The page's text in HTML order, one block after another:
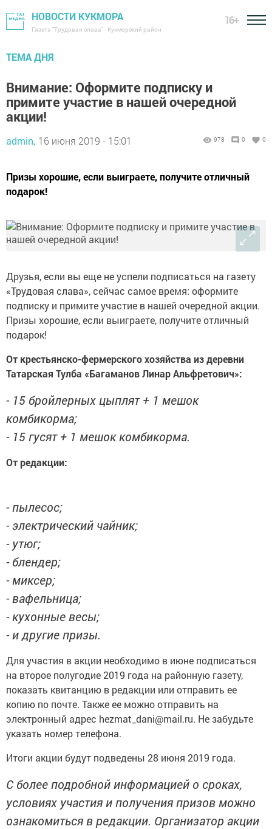
НОВОСТИ КУКМОРА
Газета "Трудовая слава" - Кукморский район
16+
ТЕМА ДНЯ
Внимание: Оформите подписку и
примите участие в нашей очередной
акции!
admin, 16 июня 2019 - 15:01 978 0 0
Призы хорошие, если выиграете, получите отличный
подарок!
Друзья, если вы еще не успели подписаться на газету
«Трудовая слава», сейчас самое время: оформите
подписку и примите участие в нашей очередной акции.
Призы хорошие, если выиграете, получите отличный
подарок!
От крестьянско-фермерского хозяйства из деревни
Татарская Тулба «Багаманов Линар Альфретович»:
- 15 бройлерных цыплят + 1 мешок
комбикорма;
- 15 гусят + 1 мешок комбикорма.
От редакции:
- пылесос;
- электрический чайник;
- утюг;
- блендер;
- миксер;
- вафельница;
- кухонные весы;
- и другие призы.
Для участия в акции необходимо в июне подписаться
на второе полугодие 2019 года на районную газету,
показать квитанцию в редакции или отправить ее
копию по почте. Также ее можно отправить на
электронный адрес hezmat_dani@mail.ru. Не забудьте
указать номер телефона.
Итоги акции будут подведены 28 июня 2019 года.
С более подробной информацией о сроках,
условиях участия и получения призов можно
ознакомиться в редакции. Организатор акции